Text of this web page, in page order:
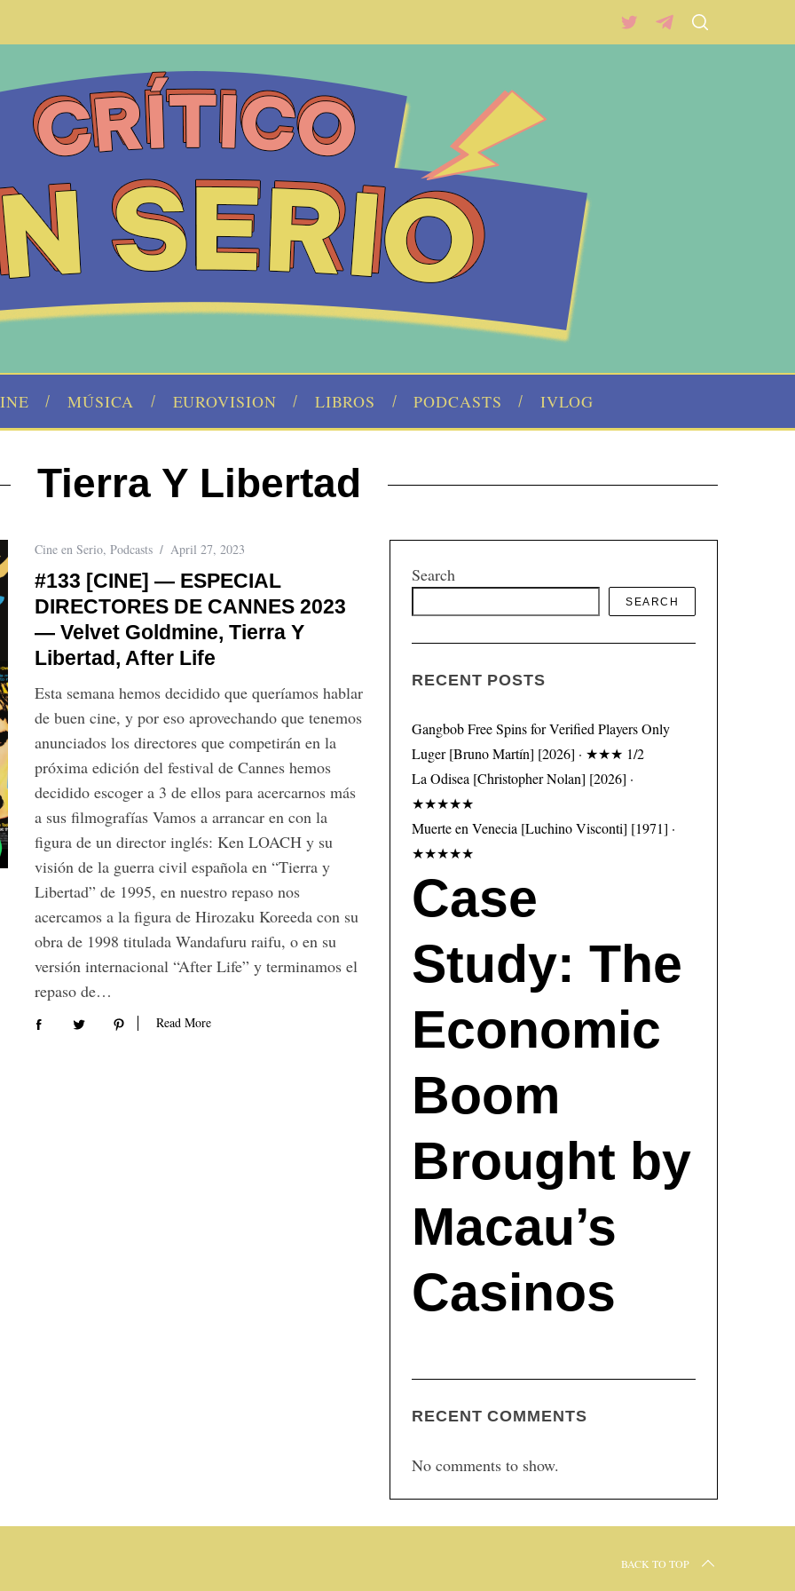
MÚSICA EUROVISION LIBROS PODCASTS IVLOG
Tierra Y Libertad
Cine en Serio, Podcasts April 27, 2023
#133 [CINE] — ESPECIAL
DIRECTORES DE CANNES 2023
— Velvet Goldmine, Tierra Y
Libertad, After Life
Esta semana hemos decidido que queríamos hablar
de buen cine, y por eso aprovechando que tenemos
anunciados los directores que competirán en la
próxima edición del festival de Cannes hemos
decidido escoger a 3 de ellos para acercarnos más
a sus filmografías Vamos a arrancar en con la
figura de un director inglés: Ken LOACH y su
visión de la guerra civil española en “Tierra y
Libertad” de 1995, en nuestro repaso nos
acercamos a la figura de Hirozaku Koreeda con su
obra de 1998 titulada Wandafuru raifu, o en su
versión internacional “After Life” y terminamos el
repaso de…
Read More
Search
SEARCH
RECENT POSTS
Gangbob Free Spins for Verified Players Only
Luger [Bruno Martín] [2026] · ★★★ 1/2
La Odisea [Christopher Nolan] [2026] ·
★★★★★
Muerte en Venecia [Luchino Visconti] [1971] ·
★★★★★
Case
Study: The
Economic
Boom
Brought by
Macau’s
Casinos
RECENT COMMENTS
No comments to show.
BACK TO TOP